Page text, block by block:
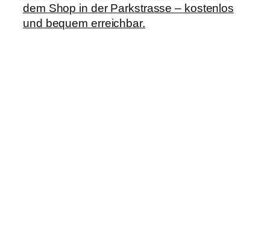
dem Shop in der Parkstrasse – kostenlos
und bequem erreichbar.